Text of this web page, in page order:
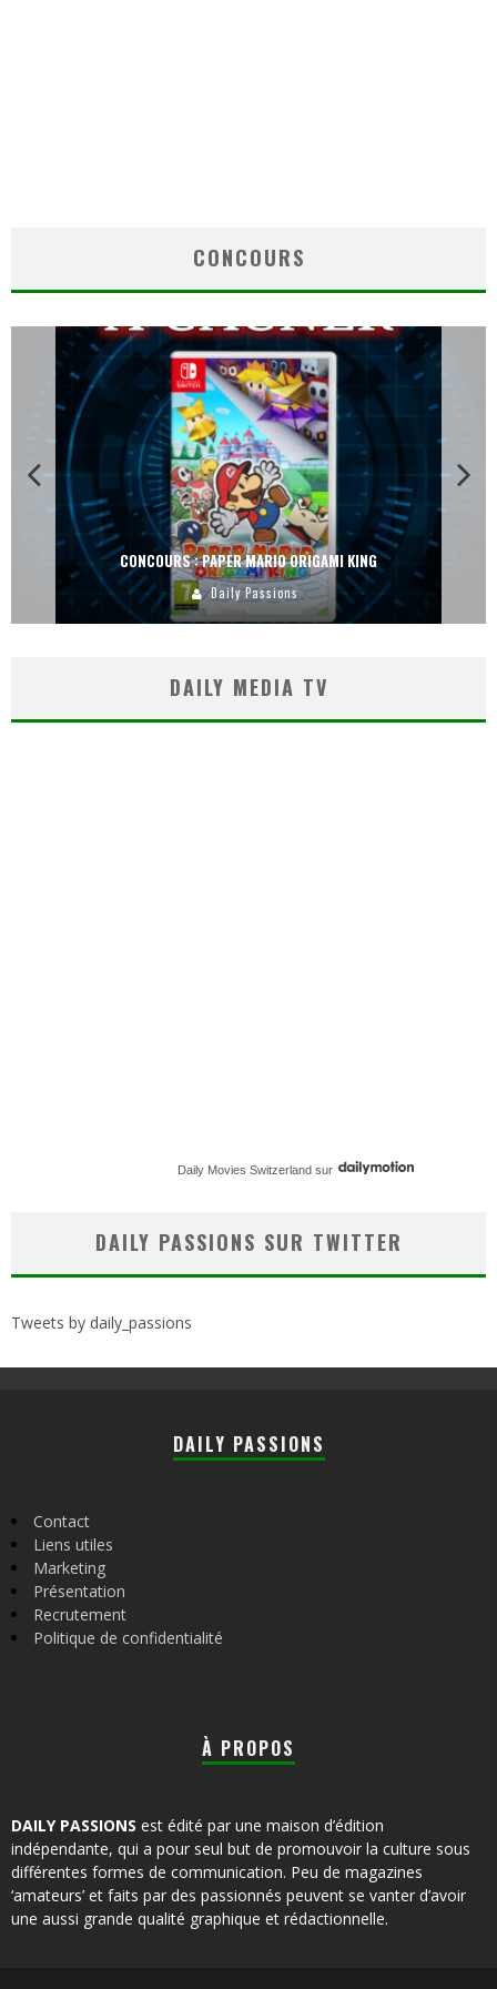
CONCOURS
CONCOURS : PAPER MARIO ORIGAMI KING
Daily Passions
DAILY MEDIA TV
Daily Movies Switzerland sur
DAILY PASSIONS SUR TWITTER
Tweets by daily_passions
DAILY PASSIONS
Contact
Liens utiles
Marketing
Présentation
Recrutement
Politique de confidentialité
À PROPOS
DAILY PASSIONS est édité par une maison d’édition
indépendante, qui a pour seul but de promouvoir la culture sous
différentes formes de communication. Peu de magazines
‘amateurs’ et faits par des passionnés peuvent se vanter d’avoir
une aussi grande qualité graphique et rédactionnelle.